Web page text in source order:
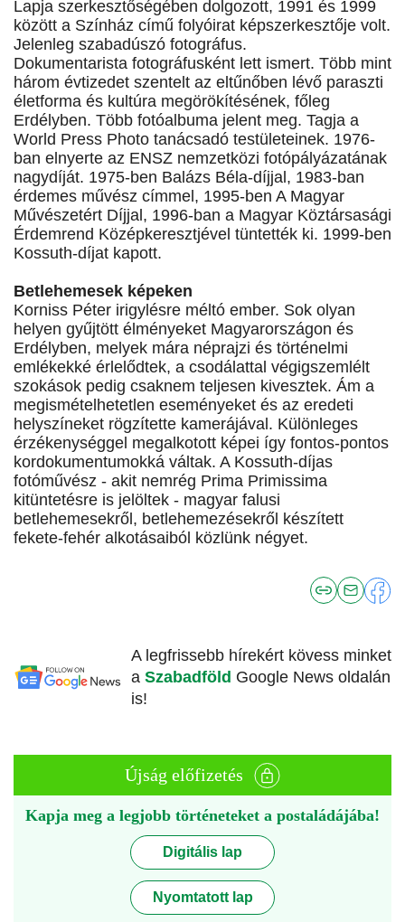
Lapja szerkesztőségében dolgozott, 1991 és 1999
között a Színház című folyóirat képszerkesztője volt.
Jelenleg szabadúszó fotográfus.
Dokumentarista fotográfusként lett ismert. Több mint
három évtizedet szentelt az eltűnőben lévő paraszti
életforma és kultúra megörökítésének, főleg
Erdélyben. Több fotóalbuma jelent meg. Tagja a
World Press Photo tanácsadó testületeinek. 1976-
ban elnyerte az ENSZ nemzetközi fotópályázatának
nagydíját. 1975-ben Balázs Béla-díjjal, 1983-ban
érdemes művész címmel, 1995-ben A Magyar
Művészetért Díjjal, 1996-ban a Magyar Köztársasági
Érdemrend Középkeresztjével tüntették ki. 1999-ben
Kossuth-díjat kapott.
Betlehemesek képeken
Korniss Péter irigylésre méltó ember. Sok olyan
helyen gyűjtött élményeket Magyarországon és
Erdélyben, melyek mára néprajzi és történelmi
emlékekké érlelődtek, a csodálattal végigszemlélt
szokások pedig csaknem teljesen kivesztek. Ám a
megismételhetetlen eseményeket és az eredeti
helyszíneket rögzítette kamerájával. Különleges
érzékenységgel megalkotott képei így fontos-pontos
kordokumentumokká váltak. A Kossuth-díjas
fotóművész - akit nemrég Prima Primissima
kitüntetésre is jelöltek - magyar falusi
betlehemesekről, betlehemezésekről készített
fekete-fehér alkotásaiból közlünk négyet.
A legfrissebb hírekért kövess minket
a Szabadföld Google News oldalán
is!
Újság előfizetés
Kapja meg a legjobb történeteket a postaládájába!
Digitális lap
Nyomtatott lap